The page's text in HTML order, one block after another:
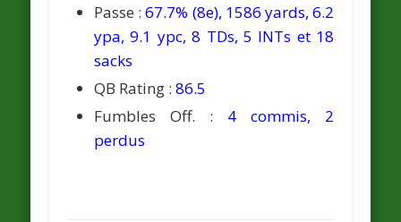
Passe :67.7% (8e), 1586 yards, 6.2
ypa, 9.1 ypc, 8 TDs, 5 INTs et 18
sacks
QB Rating :86.5
Fumbles Off. : 4 commis, 2
perdus